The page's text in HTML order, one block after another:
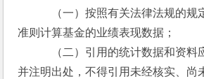
（一）按照有关法律法规的规定
准则计算基金的业绩表现数据；
（二）引用的统计数据和资料应
并注明出处，不得引用未经核实、尚